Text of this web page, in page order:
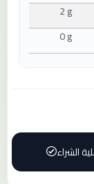
2 g
0 g
الشراء